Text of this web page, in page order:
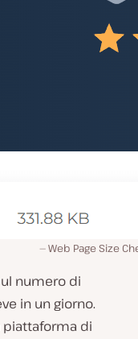
Web Page Size
numero di
in un giorno.
di